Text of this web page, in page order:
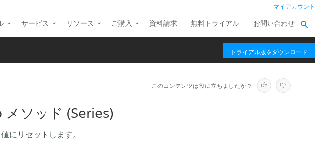
マイアカウント
サービス リソース ご購入 資料請求 無料トライアル お問い合わせ
トライアル版をダウンロード
このコンテンツは役に立ちましたか？
ソッド (Series)
にリセットします。